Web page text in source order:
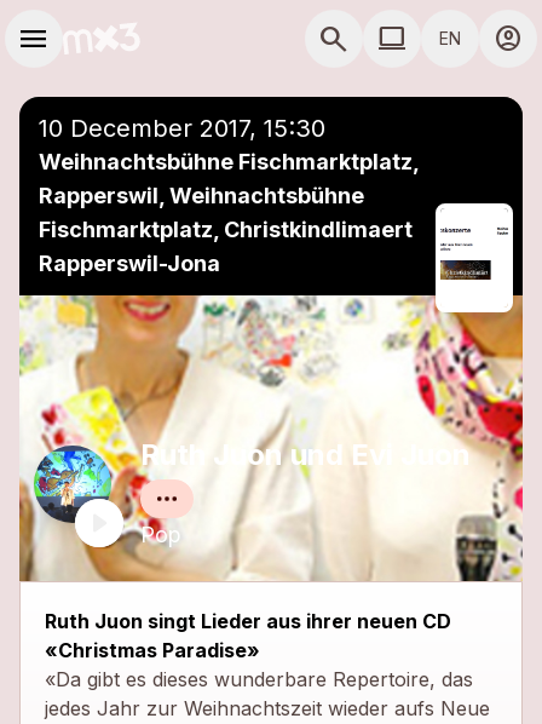
menu search COMPUTER USE
computer EN account_circle
close
10 December 2017, 15:30
Weihnachtsbühne Fischmarktplatz,
Rapperswil, Weihnachtsbühne
Fischmarktplatz, Christkindlimaert
Rapperswil-Jona
Ruth Juon und Evi Juon
Pop
Ruth Juon singt Lieder aus ihrer neuen CD
«Christmas Paradise»
«Da gibt es dieses wunderbare Repertoire, das
jedes Jahr zur Weihnachtszeit wieder aufs Neue
Add to a playlist close